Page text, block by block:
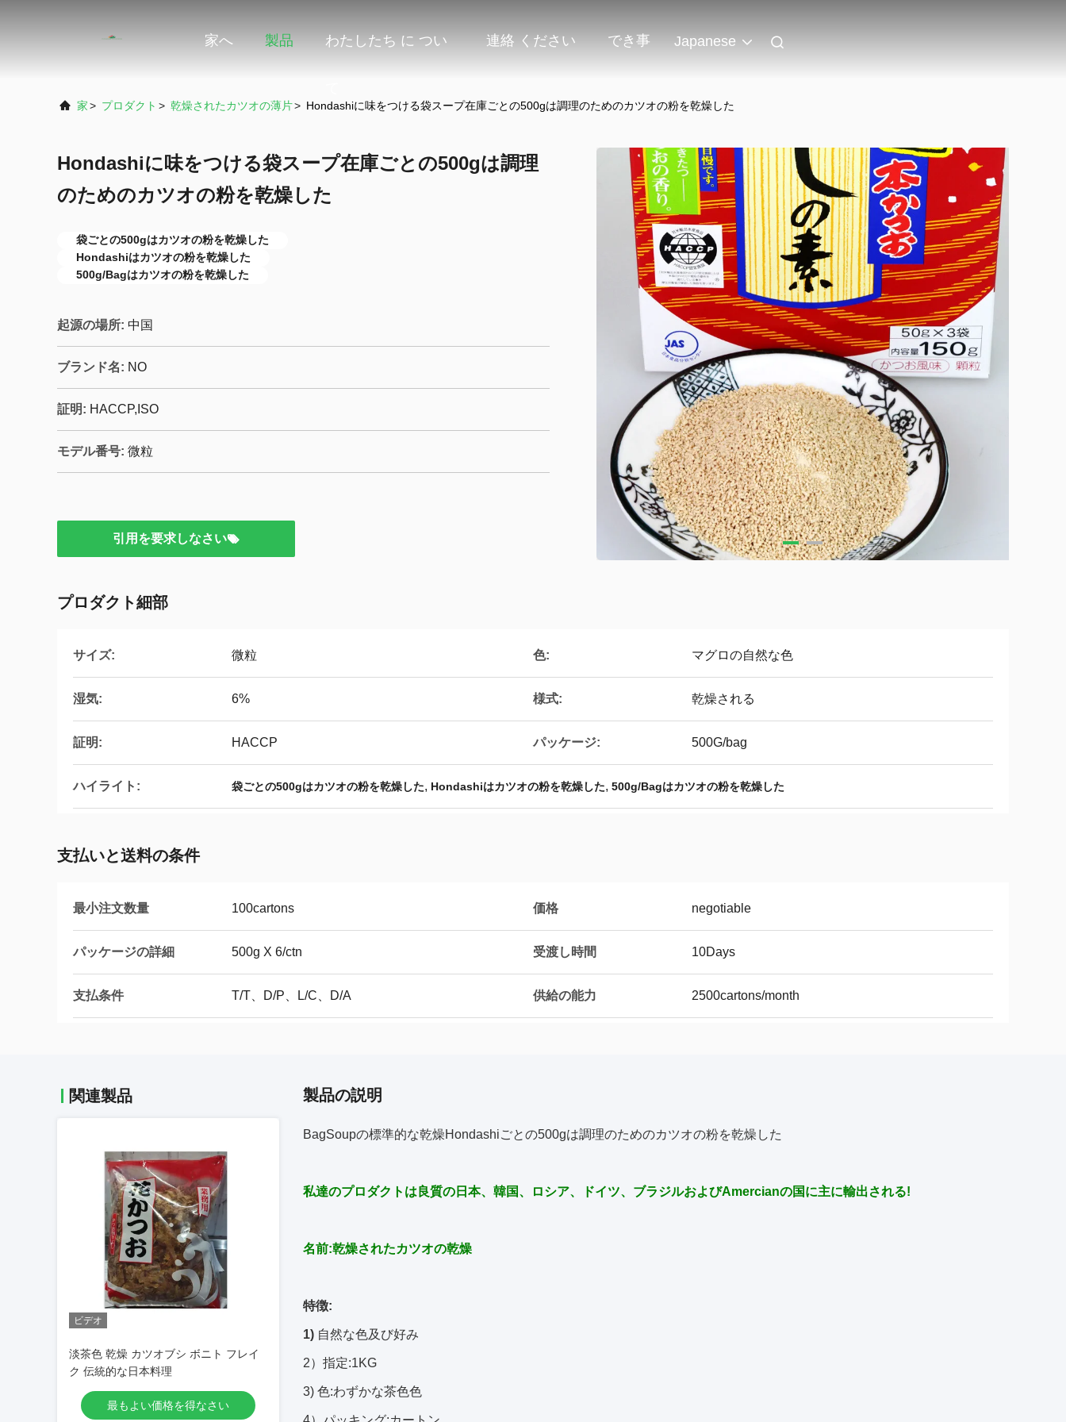
家へ 製品 わたしたち に つい 連絡 ください でき事 Japanese
家> プロダクト > 乾燥されたカツオの薄片> Hondashiに味をつける袋スープ在庫ごとの500gは調理のためのカツオの粉を乾燥した
Hondashiに味をつける袋スープ在庫ごとの500gは調理
のためのカツオの粉を乾燥した
袋ごとの500gはカツオの粉を乾燥した
Hondashiはカツオの粉を乾燥した
500g/Bagはカツオの粉を乾燥した
起源の場所: 中国
ブランド名: NO
証明: HACCP,ISO
モデル番号: 微粒
引用を要求しなさい
プロダクト細部
サイズ: 微粒 色: マグロの自然な色
湿気: 6% 様式: 乾燥される
証明: HACCP パッケージ: 500G/bag
ハイライト: 袋ごとの500gはカツオの粉を乾燥した, Hondashiはカツオの粉を乾燥した, 500g/Bagはカツオの粉を乾燥した
支払いと送料の条件
最小注文数量 100cartons 価格 negotiable
パッケージの詳細 500g X 6/ctn 受渡し時間 10Days
支払条件 T/T、D/P、L/C、D/A 供給の能力 2500cartons/month
関連製品
ビデオ
淡茶色 乾燥 カツオブシ ボニト フレイ
ク 伝統的な日本料理
最もよい価格を得なさい
製品の説明
BagSoupの標準的な乾燥Hondashiごとの500gは調理のためのカツオの粉を乾燥した
私達のプロダクトは良質の日本、韓国、ロシア、ドイツ、ブラジルおよびAmercianの国に主に輸出される!
名前:乾燥されたカツオの乾燥
特徴:
1) 自然な色及び好み
2）指定:1KG
3) 色:わずかな茶色色